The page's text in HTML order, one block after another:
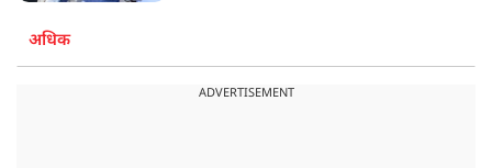
अधिक
ADVERTISEMENT